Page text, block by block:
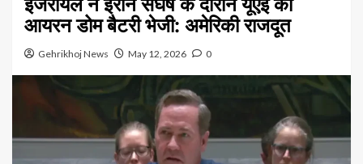
आयरन डोम बैटरी भेजी: अमेरिकी राजदूत
Gehrikhoj News May 12, 2026 0